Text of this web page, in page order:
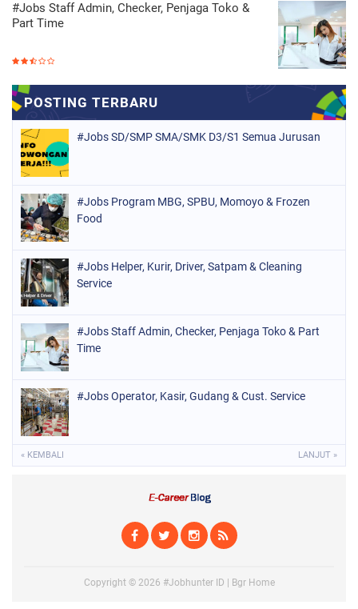
#Jobs Staff Admin, Checker, Penjaga Toko &
Part Time
#Jobs SD/SMP SMA/SMK D3/S1 Semua Jurusan
#Jobs Program MBG, SPBU, Momoyo & Frozen
Food
#Jobs Helper, Kurir, Driver, Satpam & Cleaning
Service
#Jobs Staff Admin, Checker, Penjaga Toko & Part
Time
#Jobs Operator, Kasir, Gudang & Cust. Service
« KEMBALI LANJUT »
Copyright © 2026 #Jobhunter ID | Bgr Home